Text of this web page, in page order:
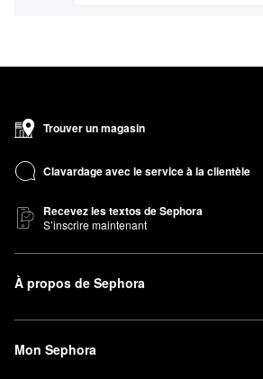
Trouver un magasin
Clavardage avec le service à la clientèle
Recevez les textos de Sephora
S’inscrire maintenant
À propos de Sephora
Mon Sephora